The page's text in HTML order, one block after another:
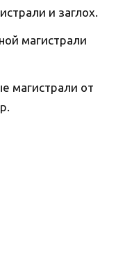
и заглох.
магистрали
магистрали от